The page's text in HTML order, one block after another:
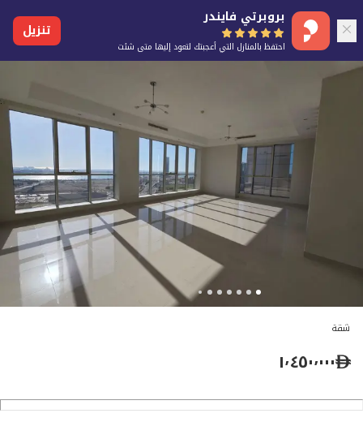
بروبرتي فايندر
احتفظ بالمنازل التي أعجبتك لتعود إليها متى شئت
تنزيل
شقة
١٬٤٥٠٬٠٠٠